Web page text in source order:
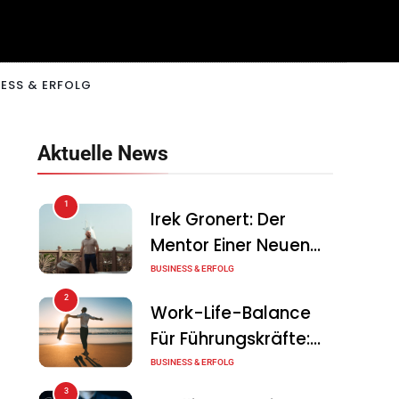
& ERFOLG
Aktuelle News
1
Irek Gronert: Der
Mentor Einer Neuen
Generation Von
BUSINESS & ERFOLG
2
Work-Life-Balance
Für Führungskräfte:
Illusion Oder Echte
BUSINESS & ERFOLG
3